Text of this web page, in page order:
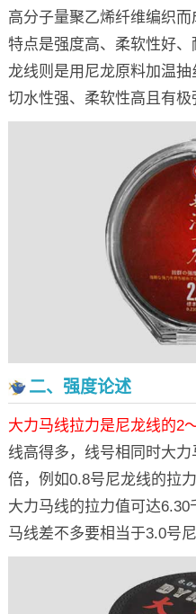
高分子量聚乙烯纤维编织而
特点是强度高、柔软性好
龙线则是用尼龙原料加温抽
切水性强、柔软性高且有极
二、强度论述
大力马线拉力是尼龙线的2
线高得多，线号相同时大
倍，例如0.8号尼龙线的拉
大力马线的拉力值可达
马线差不多要相当于3.0号尼